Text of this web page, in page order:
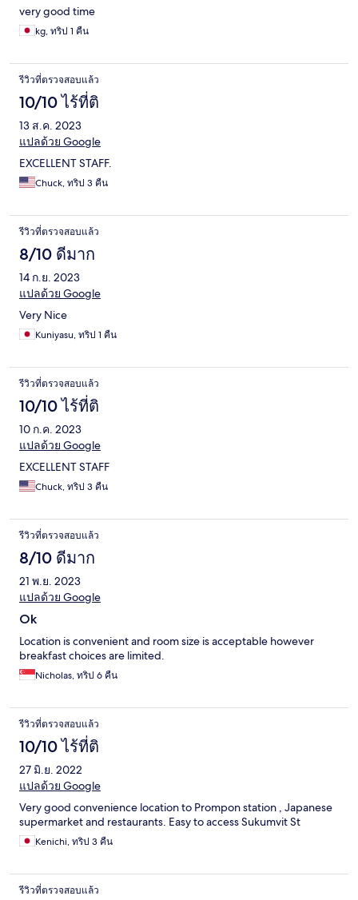
very good time
kg, ทริป 1 คืน
รีวิวที่ตรวจสอบแล้ว
10/10 ไร้ที่ติ
13 ส.ค. 2023
แปลด้วย Google
EXCELLENT STAFF.
Chuck, ทริป 3 คืน
รีวิวที่ตรวจสอบแล้ว
8/10 ดีมาก
14 ก.ย. 2023
แปลด้วย Google
Very Nice
Kuniyasu, ทริป 1 คืน
รีวิวที่ตรวจสอบแล้ว
10/10 ไร้ที่ติ
10 ก.ค. 2023
แปลด้วย Google
EXCELLENT STAFF
Chuck, ทริป 3 คืน
รีวิวที่ตรวจสอบแล้ว
8/10 ดีมาก
21 พ.ย. 2023
แปลด้วย Google
Ok
Location is convenient and room size is acceptable however
breakfast choices are limited.
Nicholas, ทริป 6 คืน
รีวิวที่ตรวจสอบแล้ว
10/10 ไร้ที่ติ
27 มิ.ย. 2022
แปลด้วย Google
Very good convenience location to Prompon station , Japanese
supermarket and restaurants. Easy to access Sukumvit St
Kenichi, ทริป 3 คืน
รีวิวที่ตรวจสอบแล้ว